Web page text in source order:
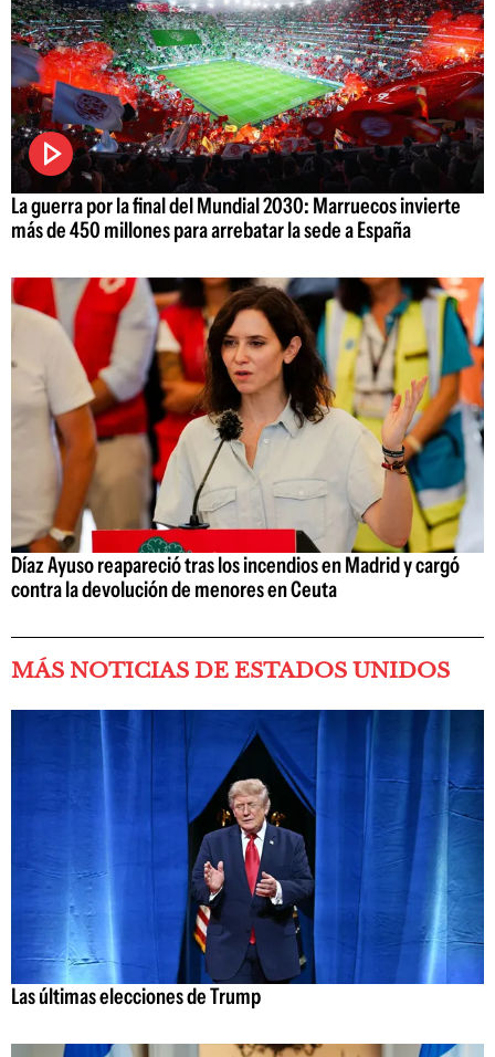
La guerra por la final del Mundial 2030: Marruecos invierte
más de 450 millones para arrebatar la sede a España
Díaz Ayuso reapareció tras los incendios en Madrid y cargó
contra la devolución de menores en Ceuta
MÁS NOTICIAS DE ESTADOS UNIDOS
Las últimas elecciones de Trump